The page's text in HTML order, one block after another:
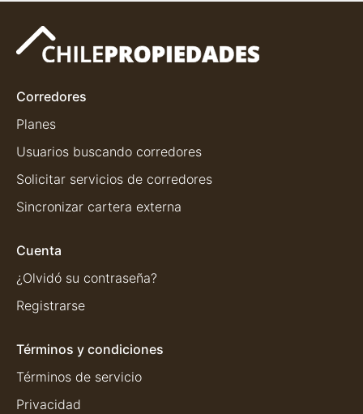
Corredores
Planes
Usuarios buscando corredores
Solicitar servicios de corredores
Sincronizar cartera externa
Cuenta
¿Olvidó su contraseña?
Registrarse
Términos y condiciones
Términos de servicio
Privacidad